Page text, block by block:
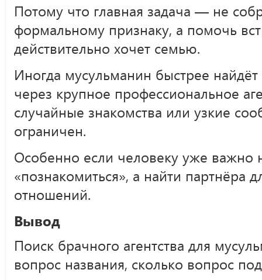
Потому что главная задача — не
формальному признаку, а помочь
действительно хочет семью.
Иногда мусульманин быстрее
через крупное профессиональное
случайные знакомства или узкие
ограничен.
Особенно если человеку уже важно
«познакомиться», а найти партнёра
отношений.
Вывод
Поиск брачного агентства для
вопрос названия, сколько вопрос